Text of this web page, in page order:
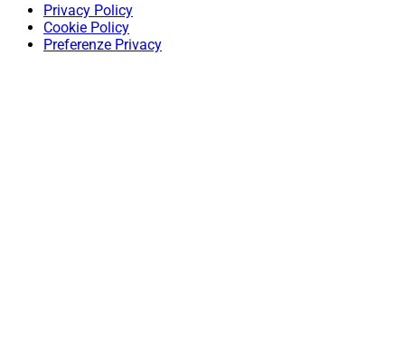
Privacy Policy
Cookie Policy
Preferenze Privacy